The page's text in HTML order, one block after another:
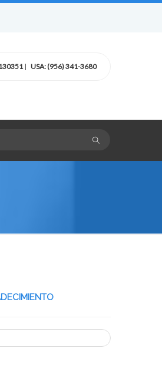
| USA: (956) 341-3680